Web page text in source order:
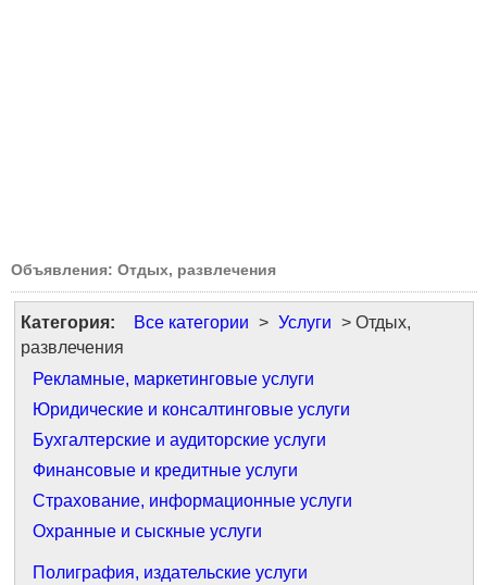
Объявления: Отдых, развлечения
Категория: Все категории > Услуги > Отдых,
развлечения
Рекламные, маркетинговые услуги
Юридические и консалтинговые услуги
Бухгалтерские и аудиторские услуги
Финансовые и кредитные услуги
Страхование, информационные услуги
Охранные и сыскные услуги
Полиграфия, издательские услуги